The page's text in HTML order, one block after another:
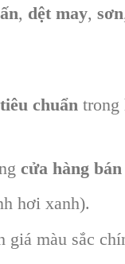
, dệt may, sơn
chuẩntrong
cửa hàng
hơi xanh).
giá màu sắc